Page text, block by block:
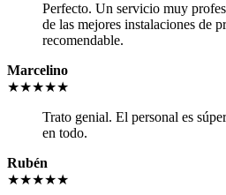
Perfecto. Un servicio muy
de las mejores instalaciones de
recomendable.
Marcelino
★★★★★
Trato genial. El personal es
en todo.
Rubén
★★★★★